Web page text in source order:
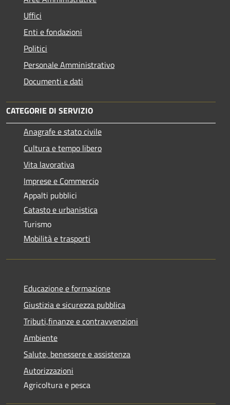
Uffici
Enti e fondazioni
Politici
Personale Amministrativo
Documenti e dati
CATEGORIE DI SERVIZIO
Anagrafe e stato civile
Cultura e tempo libero
Vita lavorativa
Imprese e Commercio
Appalti pubblici
Catasto e urbanistica
Turismo
Mobilità e trasporti
Educazione e formazione
Giustizia e sicurezza pubblica
Tributi,finanze e contravvenzioni
Ambiente
Salute, benessere e assistenza
Autorizzazioni
Agricoltura e pesca